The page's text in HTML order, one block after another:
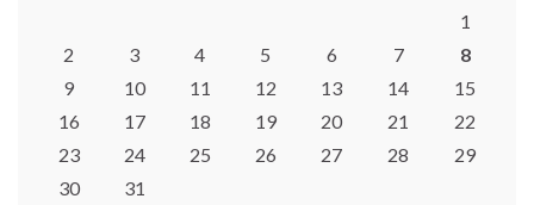
1
2
3 4 5 6 7
8
9
10 11 12 13 14
15
16
17 18 19 20 21
22
23
24 25 26 27 28
29
30
31